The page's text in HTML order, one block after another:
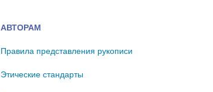
АВТОРАМ
Правила представления рукописи
Этические стандарты